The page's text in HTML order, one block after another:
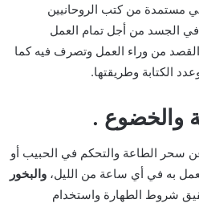
مستمدة من كتب الروحانيين
في الجسد من أجل تمام العمل
من وراء العمل وتصرف فيه كما
الكتابة وطريقتها.
والخضوع .
سحر الطاعة والتحكم في الحبيب أو
به في أي ساعة من الليل، والبخور
شروط الطهارة واستخدام